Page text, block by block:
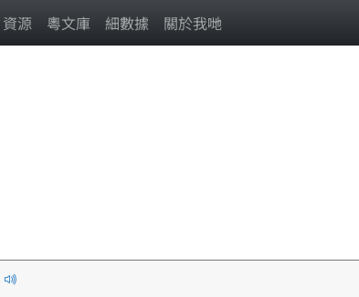
資源 粵文庫 細數據 關於我哋